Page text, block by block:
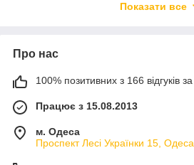
стабілізаторів Chevrolet і Daewoo за
Ознаки несправності
боку колеса, яке ламається.
Показати все
Про нас
100% позитивних з 166 відгуків за
Працює з 15.08.2013
м. Одеса
Проспект Лесі Українки 15,